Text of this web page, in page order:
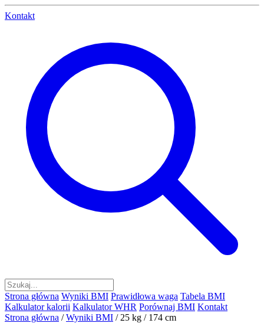
Kontakt
Strona główna Wyniki BMI Prawidłowa waga Tabela BMI
Kalkulator kalorii Kalkulator WHR Porównaj BMI Kontakt
Strona główna / Wyniki BMI / 25 kg / 174 cm